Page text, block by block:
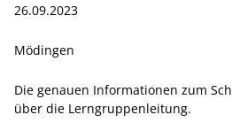
26.09.2023
Mödingen
Die genauen Informationen zum
über die Lerngruppenleitung.